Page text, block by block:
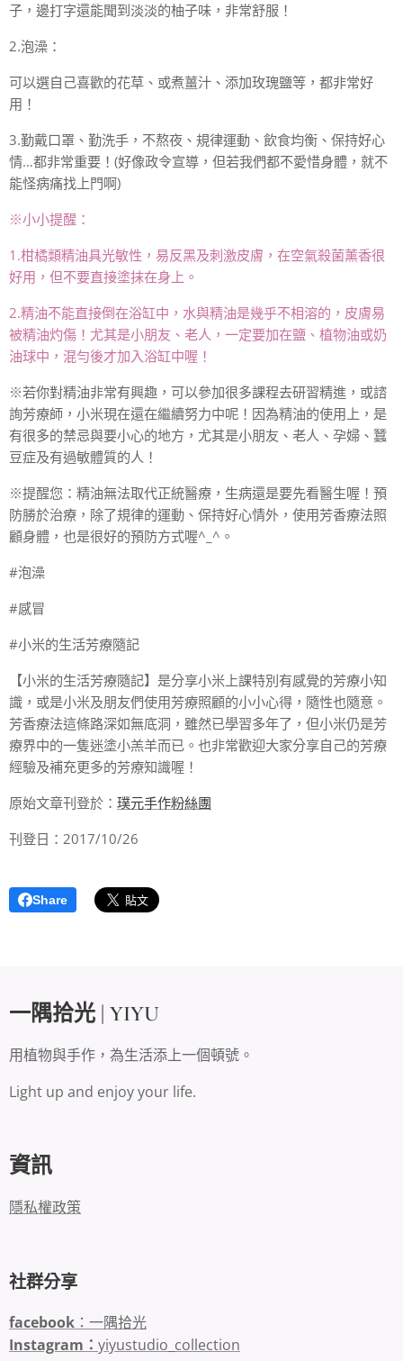
子，邊打字還能聞到淡淡的柚子味，非常舒服！
2.泡澡：
可以選自己喜歡的花草、或煮薑汁、添加玫瑰鹽等，都非常好
用！
3.勤戴口罩、勤洗手，不熬夜、規律運動、飲食均衡、保持好心
情…都非常重要！(好像政令宣導，但若我們都不愛惜身體，就不
能怪病痛找上門啊)
※小小提醒：
1.柑橘類精油具光敏性，易反黑及刺激皮膚，在空氣殺菌薰香很
好用，但不要直接塗抹在身上。
2.精油不能直接倒在浴缸中，水與精油是幾乎不相溶的，皮膚易
被精油灼傷！尤其是小朋友、老人，一定要加在鹽、植物油或奶
油球中，混勻後才加入浴缸中喔！
※若你對精油非常有興趣，可以參加很多課程去研習精進，或諮
詢芳療師，小米現在還在繼續努力中呢！因為精油的使用上，是
有很多的禁忌與要小心的地方，尤其是小朋友、老人、孕婦、蠶
豆症及有過敏體質的人！
※提醒您：精油無法取代正統醫療，生病還是要先看醫生喔！預
防勝於治療，除了規律的運動、保持好心情外，使用芳香療法照
顧身體，也是很好的預防方式喔^_^。
#泡澡
#感冒
#小米的生活芳療隨記
【小米的生活芳療隨記】是分享小米上課特別有感覺的芳療小知
識，或是小米及朋友們使用芳療照顧的小小心得，隨性也隨意。
芳香療法這條路深如無底洞，雖然已學習多年了，但小米仍是芳
療界中的一隻迷塗小羔羊而已。也非常歡迎大家分享自己的芳療
經驗及補充更多的芳療知識喔！
原始文章刊登於： 璞元手作粉絲團
刊登日：2017/10/26
Share
一隅拾光 | YIYU
用植物與手作，為生活添上一個頓號。
Light up and enjoy your life.
資訊
隱私權政策
社群分享
facebook ：一隅拾光
Instagram： yiyustudio_collection